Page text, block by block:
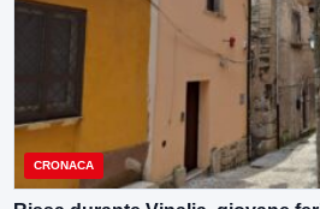
CRONACA